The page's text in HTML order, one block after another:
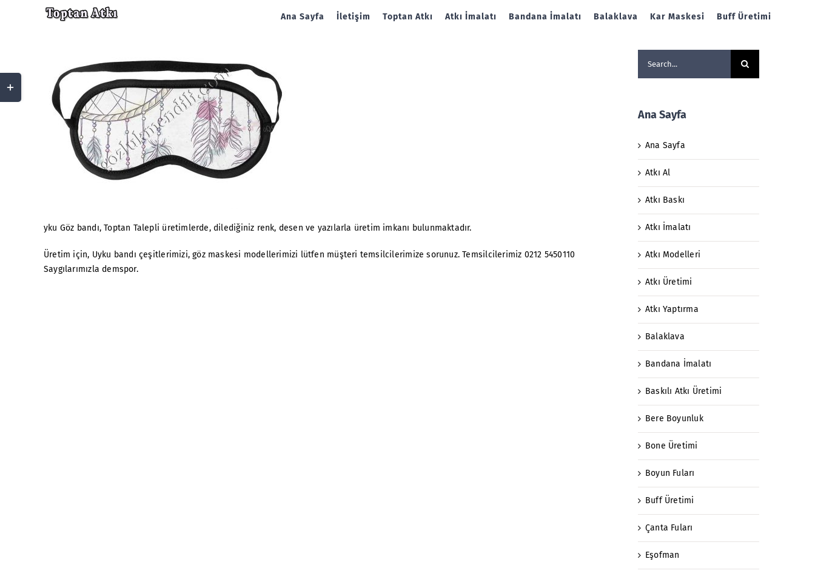
Ana Sayfa İletişim Toptan Atkı Atkı İmalatı Bandana İmalatı Balaklava Kar Maskesi Buff Üretimi
yku Göz bandı, Toptan Talepli üretimlerde, dilediğiniz renk, desen ve yazılarla üretim imkanı bulunmaktadır.
Üretim için, Uyku bandı çeşitlerimizi, göz maskesi modellerimizi lütfen müşteri temsilcilerimize sorunuz. Temsilcilerimiz 0212 5450110
Saygılarımızla demspor.
Ana Sayfa
Ana Sayfa
Atkı Al
Atkı Baskı
Atkı İmalatı
Atkı Modelleri
Atkı Üretimi
Atkı Yaptırma
Balaklava
Bandana İmalatı
Baskılı Atkı Üretimi
Bere Boyunluk
Bone Üretimi
Boyun Fuları
Buff Üretimi
Çanta Fuları
Eşofman
Sliding